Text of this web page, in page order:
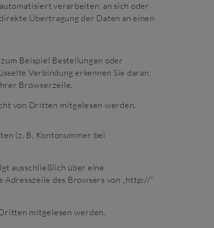
verarbeiten, an sich oder
Übertragung der Daten an einen
Beispiel Bestellungen oder
Verbindung erkennen Sie daran,
Browserzeile.
von Dritten mitgelesen werden.
(z. B. Kontonummer bei
ausschließlich über eine
Adresszeile des Browsers von „http://“
mitgelesen werden.